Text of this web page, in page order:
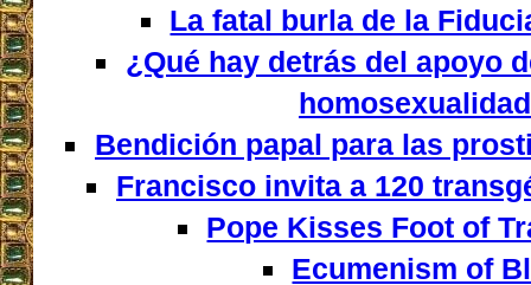
La fatal burla de la
¿Qué hay detrás del apoyo
Bendición papal para las
Francisco invita a 120
Pope Kisses Foot of
Ecumenism of